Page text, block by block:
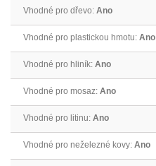
Vhodné pro dřevo: Ano
Vhodné pro plastickou hmotu: Ano
Vhodné pro hliník: Ano
Vhodné pro mosaz: Ano
Vhodné pro litinu: Ano
Vhodné pro neželezné kovy: Ano